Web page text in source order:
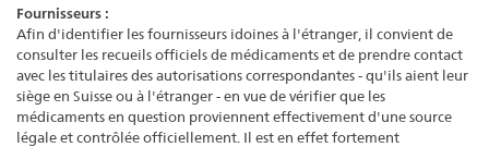
Fournisseurs :
Afin d'identifier les fournisseurs idoines à l'étranger, il convient de
consulter les recueils officiels de médicaments et de prendre contact
avec les titulaires des autorisations correspondantes - qu'ils aient leur
siège en Suisse ou à l'étranger - en vue de vérifier que les
médicaments en question proviennent effectivement d'une source
légale et contrôlée officiellement. Il est en effet fortement